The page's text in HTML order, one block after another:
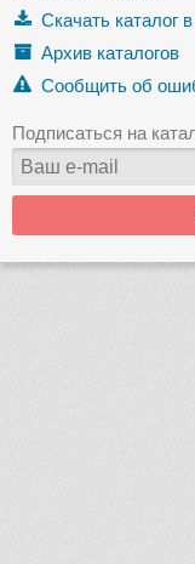
Скачать каталог
Архив каталогов
Сообщить об
Подписаться на